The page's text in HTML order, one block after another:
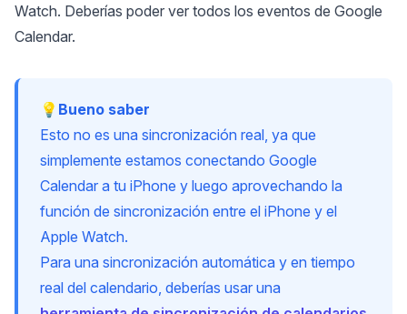
Watch. Deberías poder ver todos los eventos de Google
Calendar.
💡Bueno saber
Esto no es una sincronización real, ya que
simplemente estamos conectando Google
Calendar a tu iPhone y luego aprovechando la
función de sincronización entre el iPhone y el
Apple Watch.
Para una sincronización automática y en tiempo
real del calendario, deberías usar una